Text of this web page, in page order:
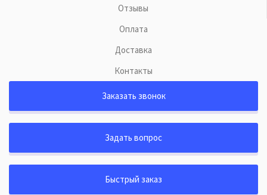
Отзывы
Оплата
Доставка
Контакты
Заказать звонок
Задать вопрос
Быстрый заказ